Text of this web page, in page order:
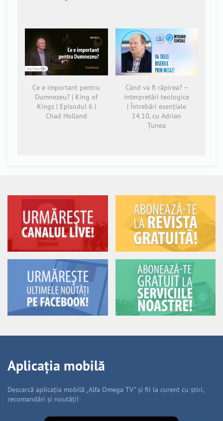
Ce e important pentru
Dumnezeu? | King of
Kings | Episodul 6 |
Chad Holland
Când va fi răpirea? –
interpretări teologice
| Întrebări esențiale
14.10, cu Adrian
Țunea
Aplicația mobilă
Descarcă aplicația mobilă „Alfa Omega TV” și fii la curent cu știri,
recomandări și noutăți!